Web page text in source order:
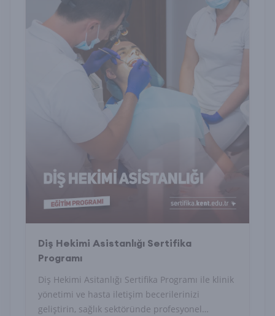
Diş Hekimi Asistanlığı Sertifika
Programı
Diş Hekimi Asitanlığı Sertifika Programı ile klinik
yönetimi ve hasta iletişim becerilerinizi
geliştirin, sağlık sektöründe profesyonel